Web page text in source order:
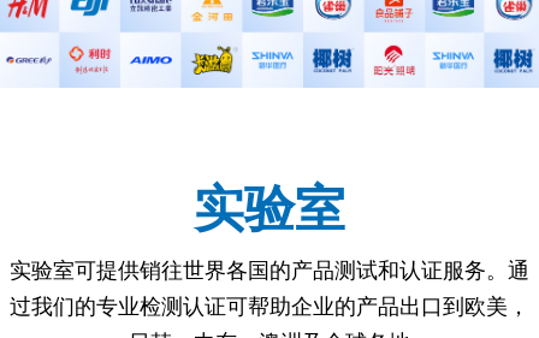
实验室
实验室可提供销往世界各国的产品测试和认证服务。通
过我们的专业检测认证可帮助企业的产品出口到欧美，